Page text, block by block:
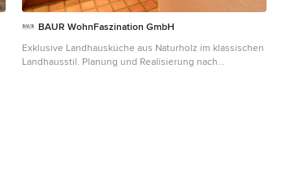
BAUR WohnFaszination GmbH
Exklusive Landhausküche aus Naturholz im klassischen
Landhausstil. Planung und Realisierung nach